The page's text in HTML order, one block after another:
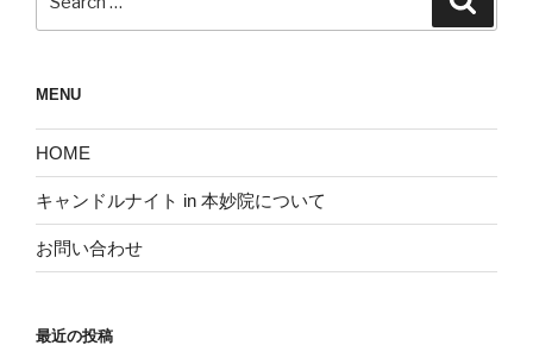
MENU
HOME
キャンドルナイト in 本妙院について
お問い合わせ
最近の投稿